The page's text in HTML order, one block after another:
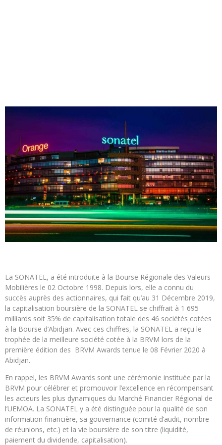
La SONATEL, a été introduite à la Bourse Régionale des Valeurs
Mobilières le 02 Octobre 1998. Depuis lors, elle a connu du
succès auprès des actionnaires, qui fait qu’au 31 Décembre 2019,
la capitalisation boursière de la SONATEL se chiffrait à 1 695
milliards soit 35% de capitalisation totale des 46 sociétés cotées
à la Bourse d’Abidjan. Avec ces chiffres, la SONATEL a reçu le
trophée de la meilleure société cotée à la BRVM lors de la
première édition des BRVM Awards tenue le 08 Février 2020 à
Abidjan.
En rappel, les BRVM Awards sont une cérémonie instituée par la
BRVM pour célébrer et promouvoir l’excellence en récompensant
les acteurs les plus dynamiques du Marché Financier Régional de
l’UEMOA. La SONATEL y a été distinguée pour la qualité de son
information financière, sa gouvernance (comité d’audit, nombre
de réunions, etc.) et la vie boursière de son titre (liquidité,
paiement du dividende, capitalisation).